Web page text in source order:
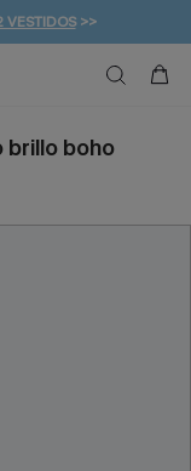
VESTIDOS>>
49 € >>
brillo boho